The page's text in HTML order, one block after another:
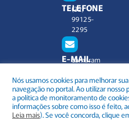
TELEFONE
(32)
99125-
2295
E-MAIL
camaram
barbacen
a.mg.gov.
br
Nós usamos cookies para melhorar
navegação no portal. Ao utilizar
a política de monitoramento de
informações sobre como isso é feito,
Leia mais). Se você concorda, clique